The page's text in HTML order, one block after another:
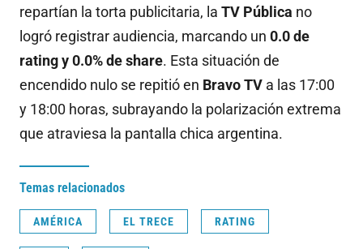
repartían la torta publicitaria, la TV Pública no
logró registrar audiencia, marcando un 0.0 de
rating y 0.0% de share. Esta situación de
encendido nulo se repitió en Bravo TV a las 17:00
y 18:00 horas, subrayando la polarización extrema
que atraviesa la pantalla chica argentina.
Temas relacionados
AMÉRICA EL TRECE RATING